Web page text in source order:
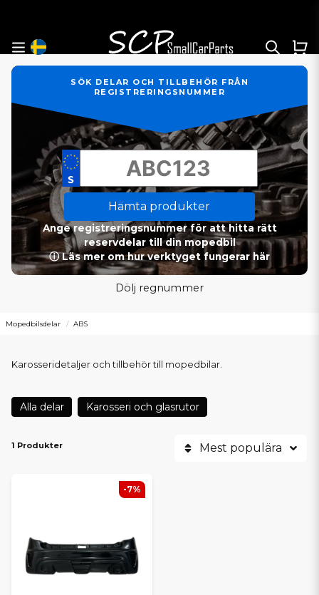
SÖK DELAR OCH TILLBEHÖR FRÅN
REGISTRERINGSNUMMER
Hämta produkter
Ange registreringsnummer för att hitta rätt
reservdelar till din mopedbil
ⓘ Läs mer om hur verktyget fungerar här
Dölj regnummer
Mopedbilsdelar ABS
Karosseridetaljer och tillbehör till mopedbilar.
Alla delar Karosseri och glasrutor
1 Produkter Mest populära
-7%